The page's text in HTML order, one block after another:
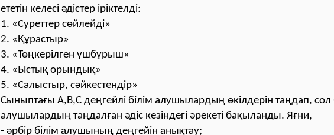
ететін келесі әдістер іріктелді:
1. «Суреттер сөйлейді»
2. «Құрастыр»
3. «Төңкерілген үшбұрыш»
4. «Ыстық орындық»
5. «Салыстыр, сәйкестендір»
Сыныптағы А,В,С деңгейлі білім алушылардың өкілдерін таңдап, сол
алушылардың таңдалған әдіс кезіндегі әрекеті бақыланды. Яғни,
- әрбір білім алушының деңгейін анықтау;